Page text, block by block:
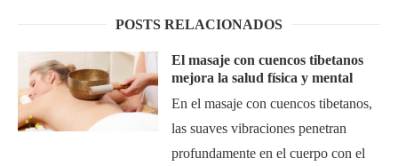
POSTS RELACIONADOS
El masaje con cuencos tibetanos
mejora la salud física y mental
En el masaje con cuencos tibetanos,
las suaves vibraciones penetran
profundamente en el cuerpo con el